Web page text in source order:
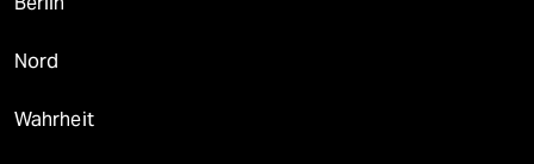
Nord
Wahrheit